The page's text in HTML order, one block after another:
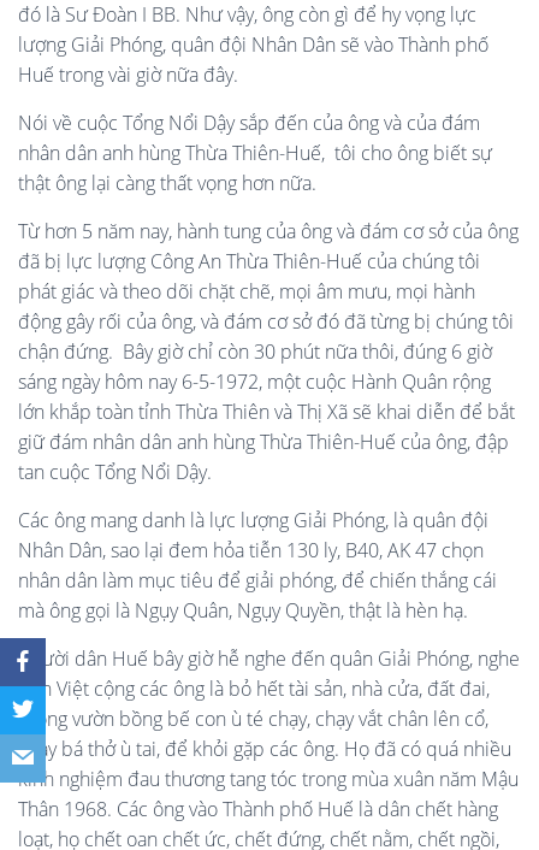
đó là Sư Đoàn I BB. Như vậy, ông còn gì để hy vọng lực
lượng Giải Phóng, quân đội Nhân Dân sẽ vào Thành phố
Huế trong vài giờ nữa đây.
Nói về cuộc Tổng Nổi Dậy sắp đến của ông và của đám
nhân dân anh hùng Thừa Thiên-Huế, tôi cho ông biết sự
thật ông lại càng thất vọng hơn nữa.
Từ hơn 5 năm nay, hành tung của ông và đám cơ sở của ông
đã bị lực lượng Công An Thừa Thiên-Huế của chúng tôi
phát giác và theo dõi chặt chẽ, mọi âm mưu, mọi hành
động gây rối của ông, và đám cơ sở đó đã từng bị chúng tôi
chận đứng. Bây giờ chỉ còn 30 phút nữa thôi, đúng 6 giờ
sáng ngày hôm nay 6-5-1972, một cuộc Hành Quân rộng
lớn khắp toàn tỉnh Thừa Thiên và Thị Xã sẽ khai diễn để bắt
giữ đám nhân dân anh hùng Thừa Thiên-Huế của ông, đập
tan cuộc Tổng Nổi Dậy.
Các ông mang danh là lực lượng Giải Phóng, là quân đội
Nhân Dân, sao lại đem hỏa tiễn 130 ly, B40, AK 47 chọn
nhân dân làm mục tiêu để giải phóng, để chiến thắng cái
mà ông gọi là Ngụy Quân, Ngụy Quyền, thật là hèn hạ.
Người dân Huế bây giờ hễ nghe đến quân Giải Phóng, nghe
đến Việt cộng các ông là bỏ hết tài sản, nhà cửa, đất đai,
ruộng vườn bồng bế con ù té chạy, chạy vắt chân lên cổ,
chạy bá thở ù tai, để khỏi gặp các ông. Họ đã có quá nhiều
kinh nghiệm đau thương tang tóc trong mùa xuân năm Mậu
Thân 1968. Các ông vào Thành phố Huế là dân chết hàng
loạt, họ chết oan chết ức, chết đứng, chết nằm, chết ngồi,